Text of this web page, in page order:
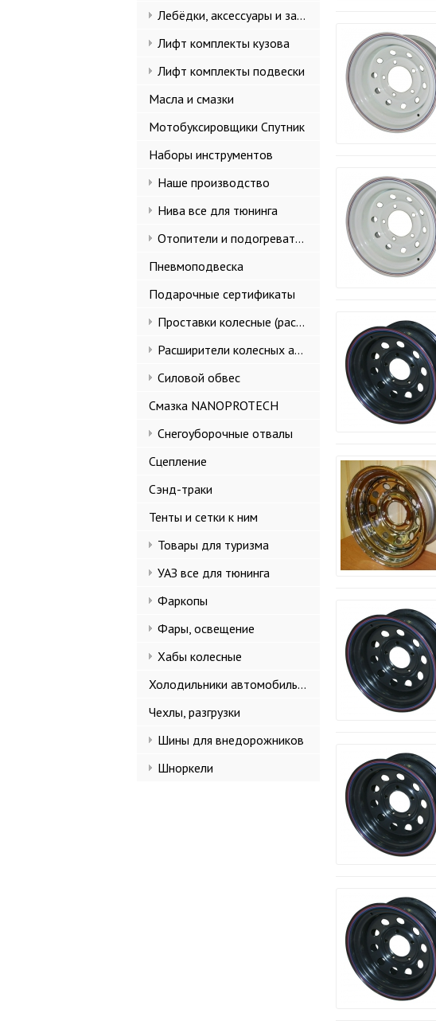
Лебёдки, аксессуары и запчасти
Лифт комплекты кузова
Лифт комплекты подвески
Масла и смазки
Мотобуксировщики Спутник
Наборы инструментов
Наше производство
Нива все для тюнинга
Отопители и подогреватели
Пневмоподвеска
Подарочные сертификаты
Проставки колесные (расширители колеи)
Расширители колесных арок и брызговики
Силовой обвес
Смазка NANOPROTECH
Снегоуборочные отвалы
Сцепление
Сэнд-траки
Тенты и сетки к ним
Товары для туризма
УАЗ все для тюнинга
Фаркопы
Фары, освещение
Хабы колесные
Холодильники автомобильные
Чехлы, разгрузки
Шины для внедорожников
Шноркели